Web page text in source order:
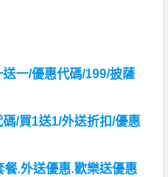
送一/優惠代碼/199/披薩
/買1送1/外送折扣/優惠
餐.外送優惠.歡樂送優惠